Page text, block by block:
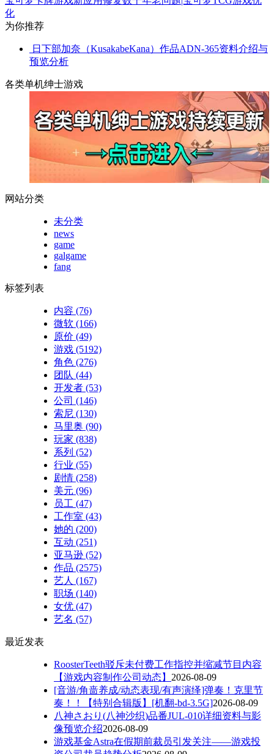
化
为你推荐
日下部加奈（KusakabeKana）作品ADN-365资料介绍与
预览分析
各类单机绅士游戏
网站分类
未分类
news
game
galgame
fang
标签列表
内容 (76)
微软 (166)
原价 (49)
游戏 (5192)
角色 (276)
团队 (44)
开发者 (53)
公司 (146)
索尼 (130)
马里奥 (90)
玩家 (838)
系列 (52)
行业 (55)
剧情 (258)
美元 (96)
员工 (47)
工作室 (43)
她的 (200)
互动 (251)
亚马逊 (52)
作品 (2575)
艺人 (167)
职场 (140)
女优 (47)
艺名 (57)
最近发表
RoosterTeeth驳斥未付费工作指控并缩减节目内容
【游戏内容制作公司动态】 2026-08-09
[音游/角啬养成/动态表现/有声演绎]弹奏！克里节
奏！！【特别合辑版】[机翻-bd-3.5G]2026-08-09
八神さおり(八神沙织)品番JUL-010详细资料与影
像预览介绍2026-08-09
游戏基金Astra在假期前裁员引发关注——游戏投